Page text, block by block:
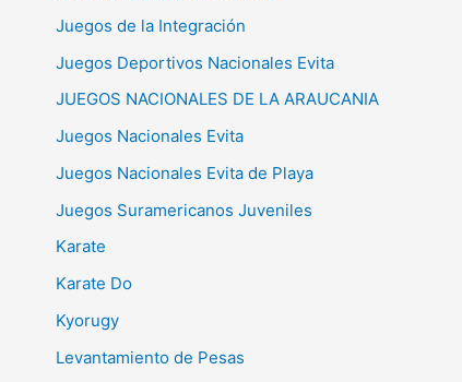
Juegos de la Integración
Juegos Deportivos Nacionales Evita
JUEGOS NACIONALES DE LA ARAUCANIA
Juegos Nacionales Evita
Juegos Nacionales Evita de Playa
Juegos Suramericanos Juveniles
Karate
Karate Do
Kyorugy
Levantamiento de Pesas